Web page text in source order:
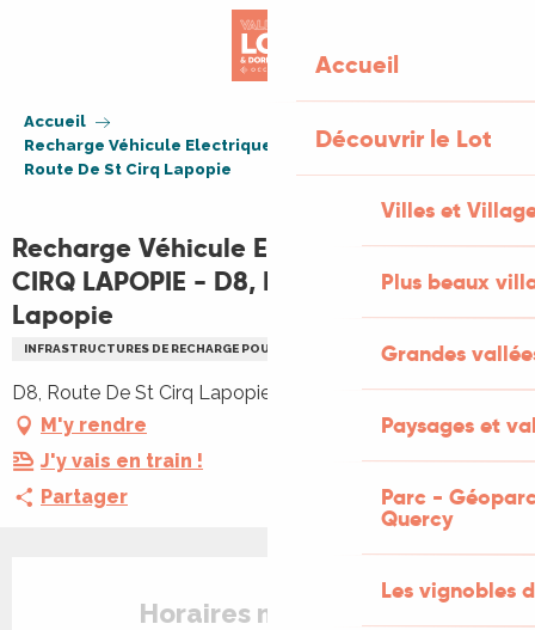
Accueil
Découvrir le Lot
Villes et
Plus beaux
Grandes
Paysages et
Parc -
Quercy
Les vignobles
Accueil
Recharge Véhicule Electrique SAINT CIRQ LAPOPIE - D8,
Route De St Cirq Lapopie
Recharge Véhicule Electrique SAINT
CIRQ LAPOPIE - D8, Route De St Cirq
Lapopie
INFRASTRUCTURES DE RECHARGE POUR VÉHICULES ELECTRIQUES
D8, Route De St Cirq Lapopie, 46330 Saint-Cirq-Lapopie
M'y rendre
J'y vais en train !
Partager
Ouverture et coordonnées
Horaires non définis